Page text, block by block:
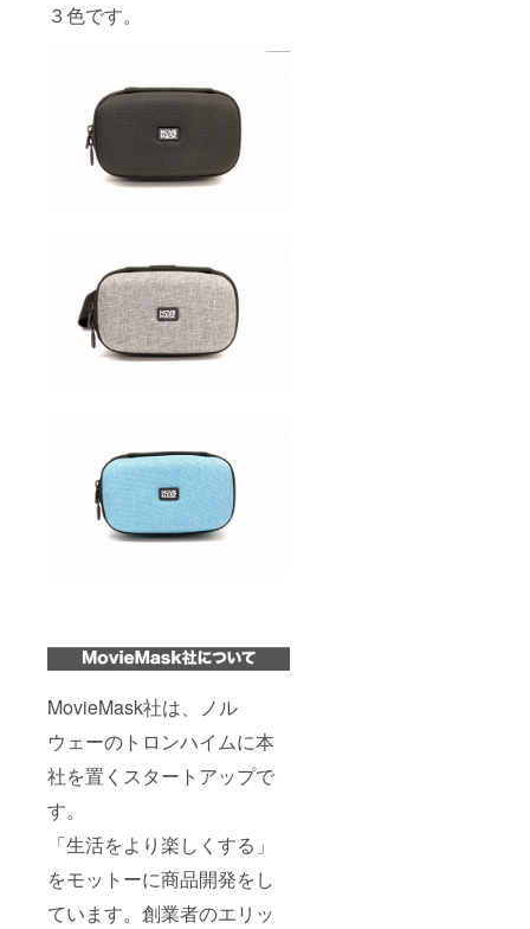
３色です。
MovieMask社は、ノル
ウェーのトロンハイムに本
社を置くスタートアップで
す。
「生活をより楽しくする」
をモットーに商品開発をし
ています。創業者のエリッ